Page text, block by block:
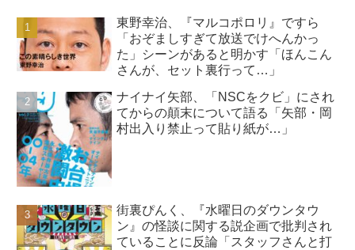
東野幸治、『マルコポロリ』ですら
「おぞましすぎて放送でけへんかっ
た」シーンがあると明かす「ほんこん
さんが、セット裏行って…」
ナイナイ矢部、「NSCをクビ」にされ
てからの顛末について語る「矢部・岡
村出入り禁止って貼り紙が…」
街裏ぴんく、『水曜日のダウンタウ
ン』の怪談に関する説企画で批判され
ていることに反論「スタッフさんと打